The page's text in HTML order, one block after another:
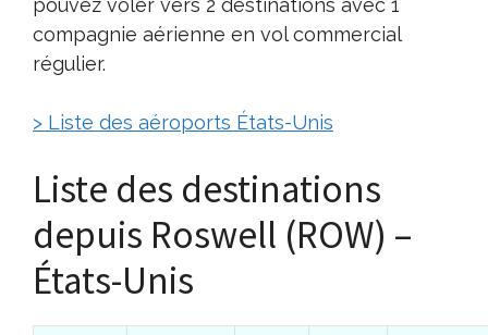
compagnie aérienne en vol commercial
régulier.
> Liste des aéroports États-Unis
Liste des destinations
depuis Roswell (ROW) –
États-Unis